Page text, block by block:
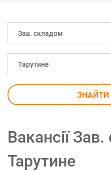
Зав. складом
Тарутине
ЗНАЙТИ
Вакансії
Тарутине